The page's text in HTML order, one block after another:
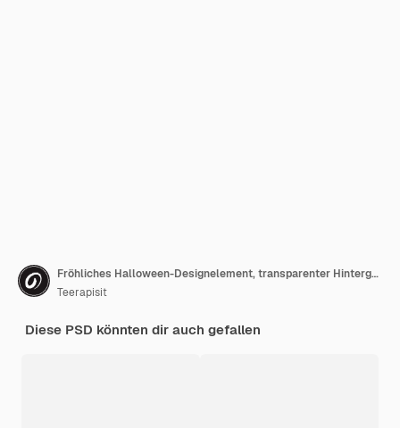
Fröhliches Halloween-Designelement, transparenter Hintergrund
Teerapisit
Diese PSD könnten dir auch gefallen